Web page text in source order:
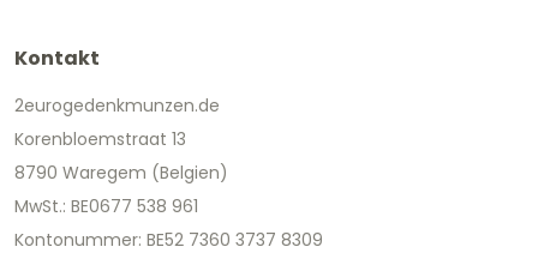
Kontakt
2eurogedenkmunzen.de
Korenbloemstraat 13
8790 Waregem (Belgien)
MwSt.: BE0677 538 961
Kontonummer: BE52 7360 3737 8309